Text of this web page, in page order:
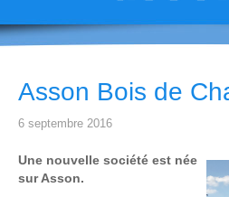
Asson Bois de
6 septembre 2016
Une nouvelle société est née
sur Asson.